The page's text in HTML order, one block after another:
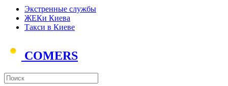
Экстренные службы
ЖЕКи Киева
Такси в Киеве
COMERS